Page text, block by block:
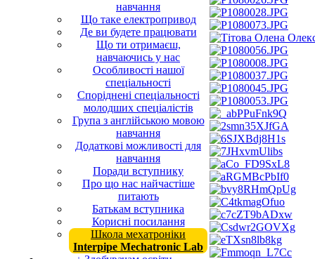
навчання
Що таке електропривод
Де ви будете працювати
Що ти отримаєш,
навчаючись у нас
Особливості нашої
спеціальності
Споріднені спеціальності
молодших спеціалістів
Група з англійською мовою
навчання
Додаткові можливості для
навчання
Поради вступнику
Про що нас найчастіше
питають
Батькам вступника
Корисні посилання
Школа мехатроніки
Interpipe Mechatronic Lab